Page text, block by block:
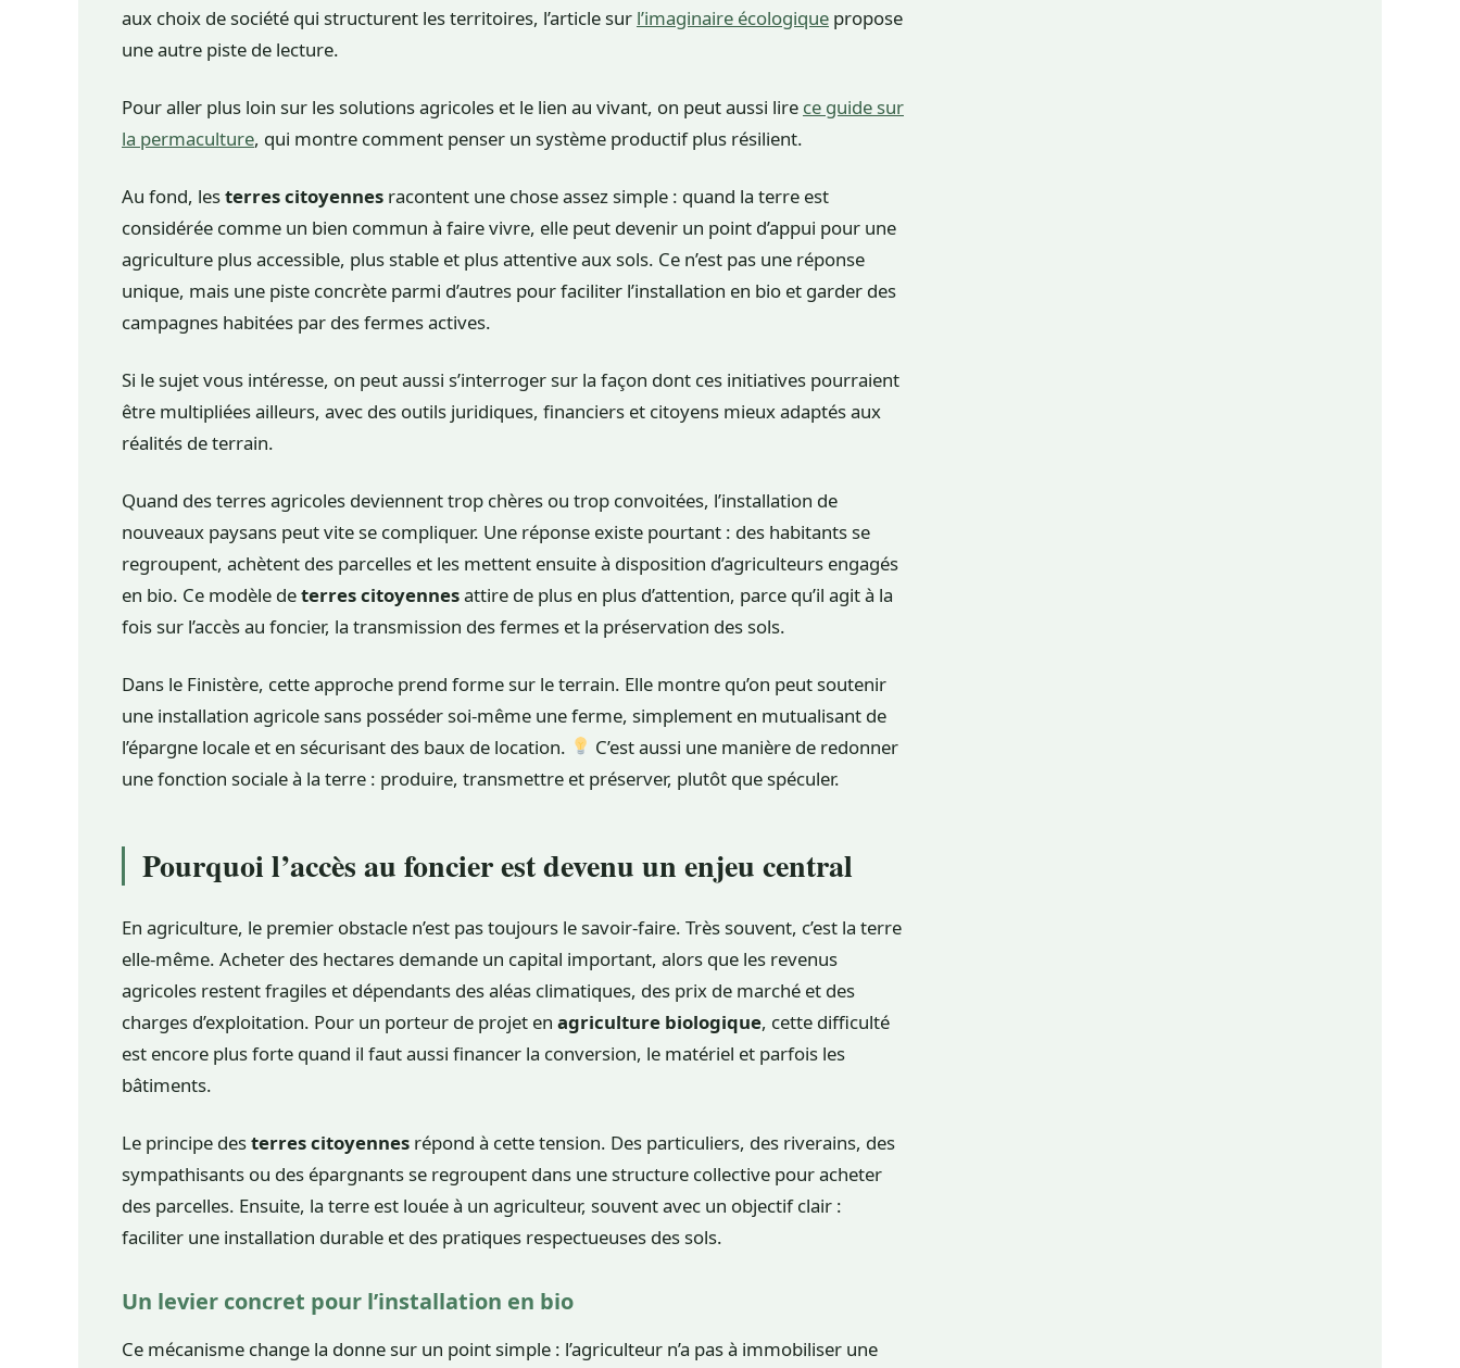
aux choix de société qui structurent les territoires, l’article sur l’imaginaire écologique propose
une autre piste de lecture.
Pour aller plus loin sur les solutions agricoles et le lien au vivant, on peut aussi lire ce guide sur
la permaculture, qui montre comment penser un système productif plus résilient.
Au fond, lesterres citoyennes racontent une chose assez simple : quand la terre est
considérée comme un bien commun à faire vivre, elle peut devenir un point d’appui pour une
agriculture plus accessible, plus stable et plus attentive aux sols. Ce n’est pas une réponse
unique, mais une piste concrète parmi d’autres pour faciliter l’installation en bio et garder des
campagnes habitées par des fermes actives.
Si le sujet vous intéresse, on peut aussi s’interroger sur la façon dont ces initiatives pourraient
être multipliées ailleurs, avec des outils juridiques, financiers et citoyens mieux adaptés aux
réalités de terrain.
Quand des terres agricoles deviennent trop chères ou trop convoitées, l’installation de
nouveaux paysans peut vite se compliquer. Une réponse existe pourtant : des habitants se
regroupent, achètent des parcelles et les mettent ensuite à disposition d’agriculteurs engagés
en bio. Ce modèle deterres citoyennesattire de plus en plus d’attention, parce qu’il agit à la
fois sur l’accès au foncier, la transmission des fermes et la préservation des sols.
Dans le Finistère, cette approche prend forme sur le terrain. Elle montre qu’on peut soutenir
une installation agricole sans posséder soi-même une ferme, simplement en mutualisant de
l’épargne locale et en sécurisant des baux de location.
C’est aussi une manière de redonner
une fonction sociale à la terre : produire, transmettre et préserver, plutôt que spéculer.
Pourquoi l’accès au foncier est devenu un enjeu central
En agriculture, le premier obstacle n’est pas toujours le savoir-faire. Très souvent, c’est la terre
elle-même. Acheter des hectares demande un capital important, alors que les revenus
agricoles restent fragiles et dépendants des aléas climatiques, des prix de marché et des
charges d’exploitation. Pour un porteur de projet en agriculture biologique, cette difficulté
est encore plus forte quand il faut aussi financer la conversion, le matériel et parfois les
bâtiments.
Le principe desterres citoyennes répond à cette tension. Des particuliers, des riverains, des
sympathisants ou des épargnants se regroupent dans une structure collective pour acheter
des parcelles. Ensuite, la terre est louée à un agriculteur, souvent avec un objectif clair :
faciliter une installation durable et des pratiques respectueuses des sols.
Un levier concret pour l’installation en bio
Ce mécanisme change la donne sur un point simple : l’agriculteur n’a pas à immobiliser une